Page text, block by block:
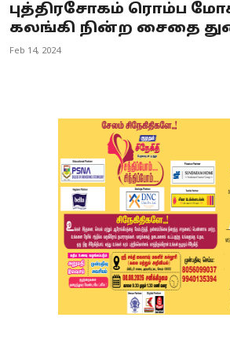
புத்திரசோகம் ரொம்ப
கலங்கி நின்ற சைதை
Feb 14, 2024